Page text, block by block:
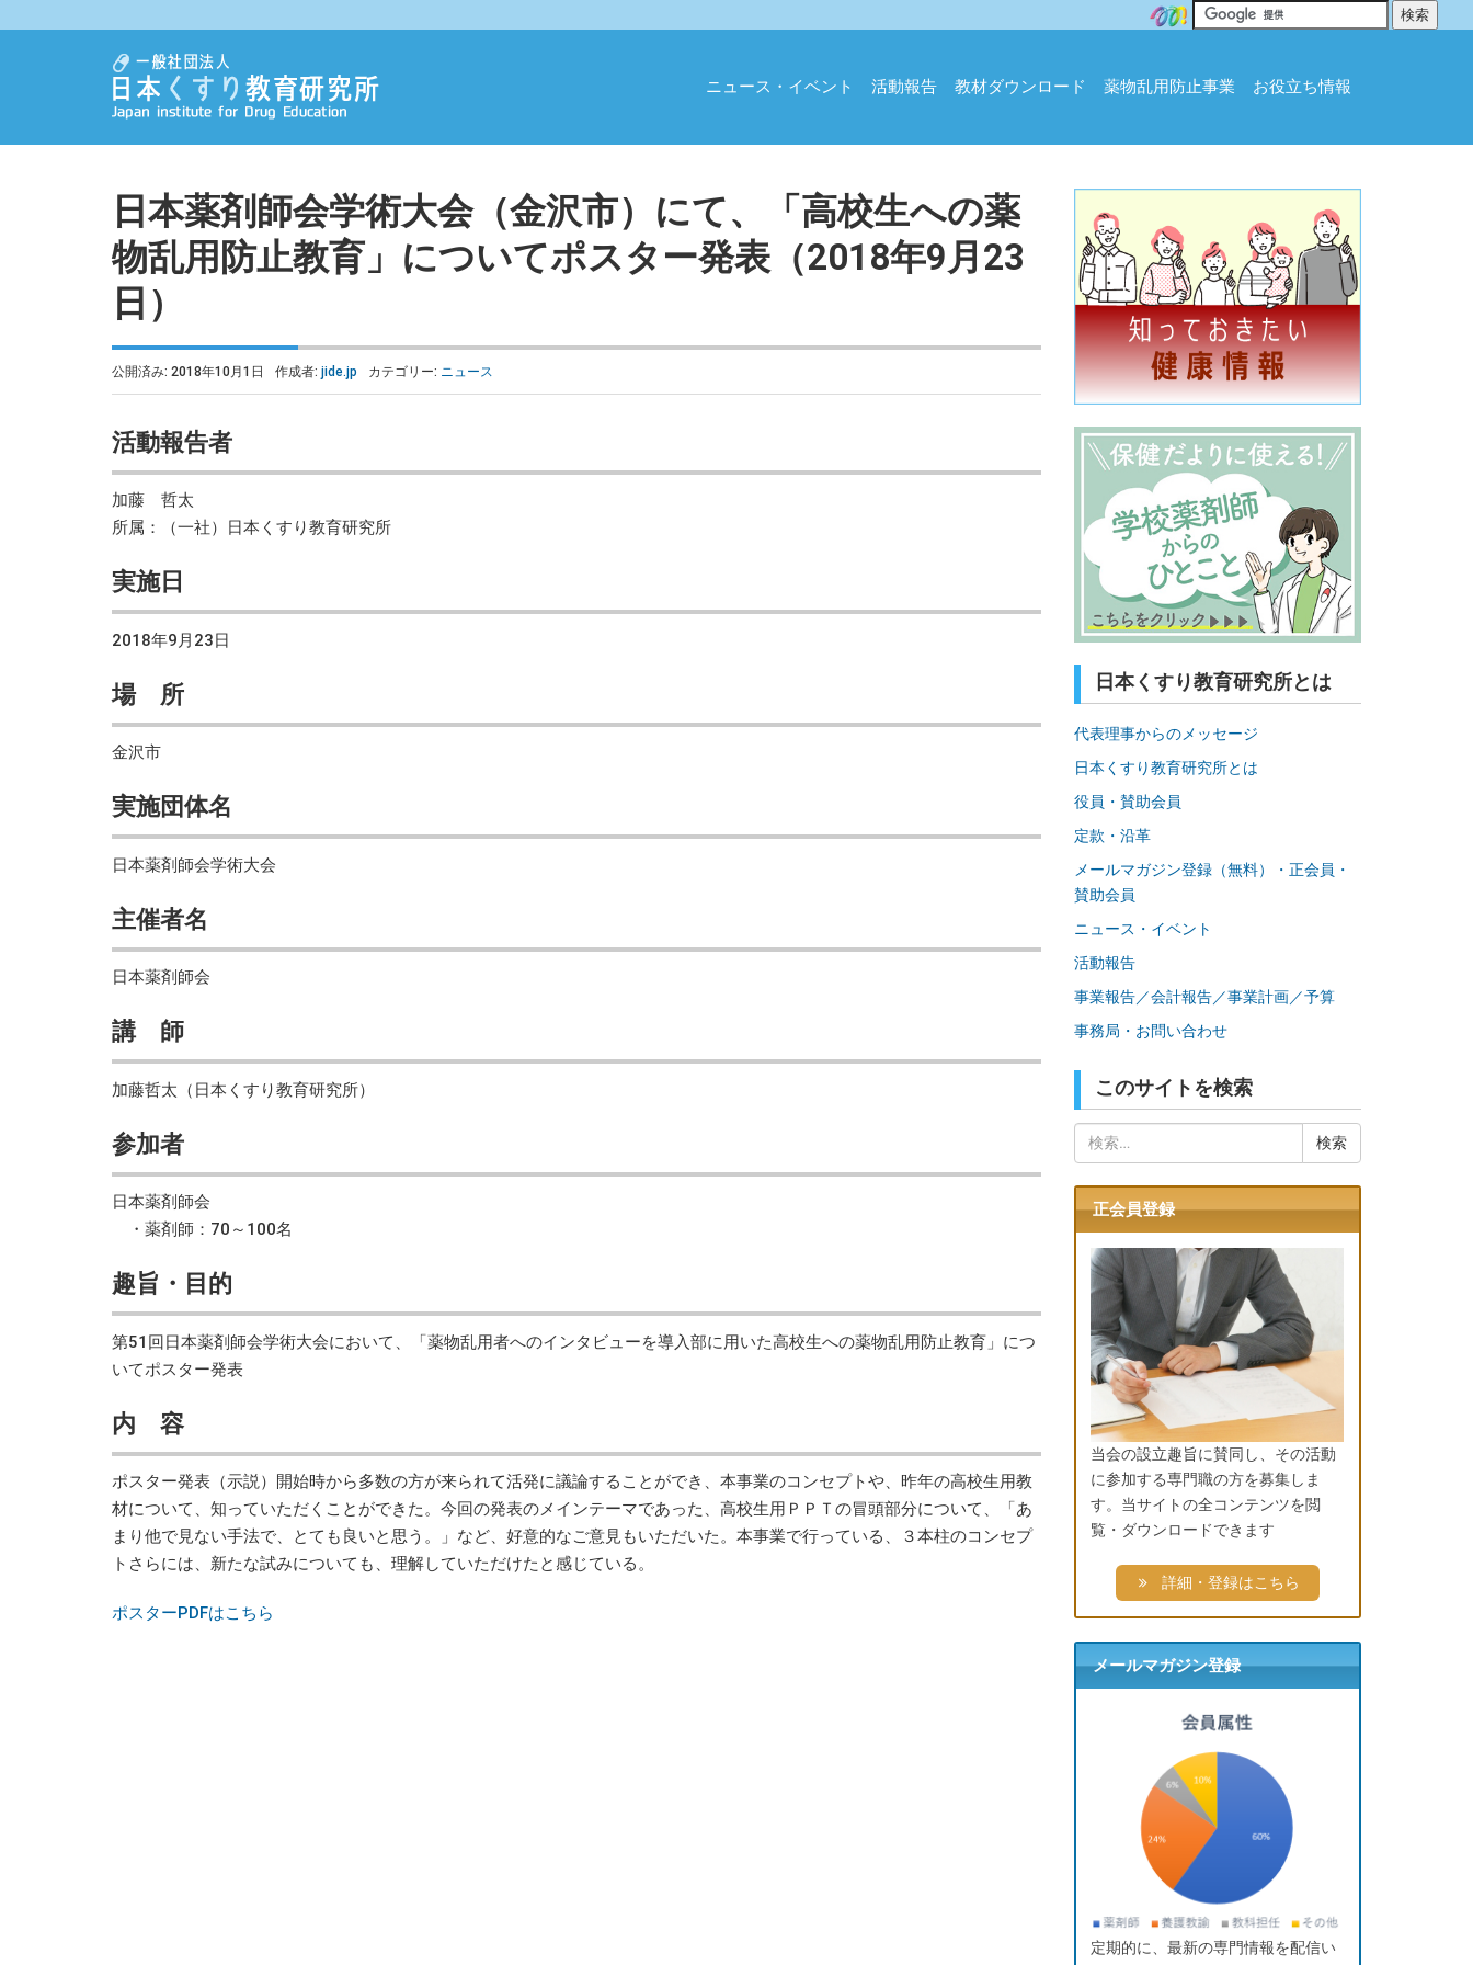
ニュース・イベント 活動報告 教材ダウンロード 薬物乱用防止事業 お役立ち情報
日本薬剤師会学術大会（金沢市）にて、「高校生への薬
物乱用防止教育」についてポスター発表（2018年9月23
日）
公開済み: 2018年10月1日 作成者: jide.jp カテゴリー: ニュース
活動報告者
加藤 哲太
所属：（一社）日本くすり教育研究所
実施日
2018年9月23日
場 所
金沢市
実施団体名
日本薬剤師会学術大会
主催者名
日本薬剤師会
講 師
加藤哲太（日本くすり教育研究所）
参加者
日本薬剤師会
・薬剤師：70～100名
趣旨・目的
第51回日本薬剤師会学術大会において、「薬物乱用者へのインタビューを導入部に用いた高校生への薬物乱用防止教育」につ
いてポスター発表
内 容
ポスター発表（示説）開始時から多数の方が来られて活発に議論することができ、本事業のコンセプトや、昨年の高校生用教
材について、知っていただくことができた。今回の発表のメインテーマであった、高校生用ＰＰＴの冒頭部分について、「あ
まり他で見ない手法で、とても良いと思う。」など、好意的なご意見もいただいた。本事業で行っている、３本柱のコンセプ
トさらには、新たな試みについても、理解していただけたと感じている。
ポスターPDFはこちら
日本くすり教育研究所とは
代表理事からのメッセージ
日本くすり教育研究所とは
役員・賛助会員
定款・沿革
メールマガジン登録（無料）・正会員・
賛助会員
ニュース・イベント
活動報告
事業報告／会計報告／事業計画／予算
事務局・お問い合わせ
このサイトを検索
索:
正会員登録
当会の設立趣旨に賛同し、その活動
に参加する専門職の方を募集しま
す。当サイトの全コンテンツを閲
覧・ダウンロードできます
詳細・登録はこちら
メールマガジン登録
定期的に、最新の専門情報を配信い